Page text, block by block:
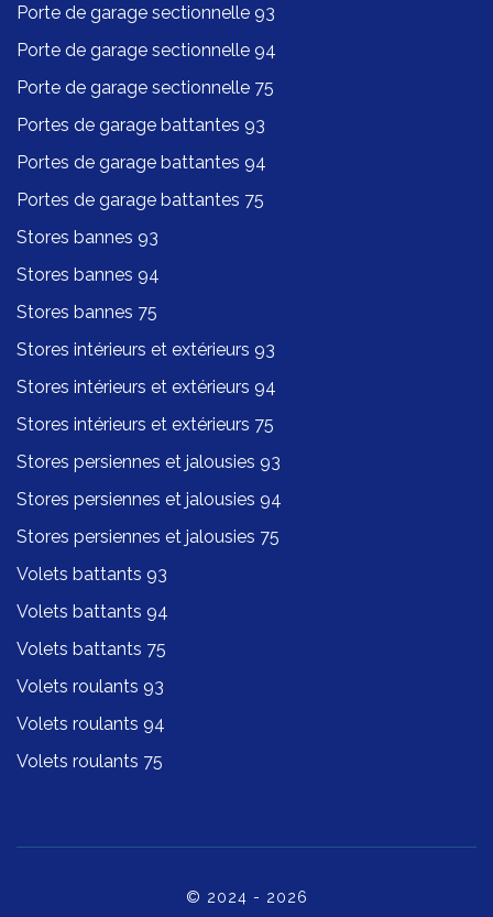
Porte de garage sectionnelle 93
Porte de garage sectionnelle 94
Porte de garage sectionnelle 75
Portes de garage battantes 93
Portes de garage battantes 94
Portes de garage battantes 75
Stores bannes 93
Stores bannes 94
Stores bannes 75
Stores intérieurs et extérieurs 93
Stores intérieurs et extérieurs 94
Stores intérieurs et extérieurs 75
Stores persiennes et jalousies 93
Stores persiennes et jalousies 94
Stores persiennes et jalousies 75
Volets battants 93
Volets battants 94
Volets battants 75
Volets roulants 93
Volets roulants 94
Volets roulants 75
© 2024 - 2026